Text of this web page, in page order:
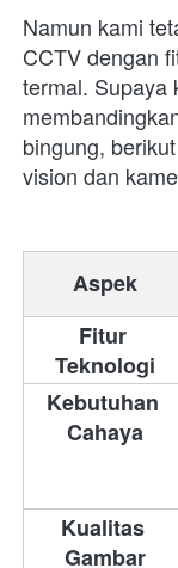
Namun kami
CCTV dengan
termal. Supaya
bingung,
vision dan
Aspek
Fitur
Teknologi
Kebutuhan
Cahaya
Kualitas
Gambar